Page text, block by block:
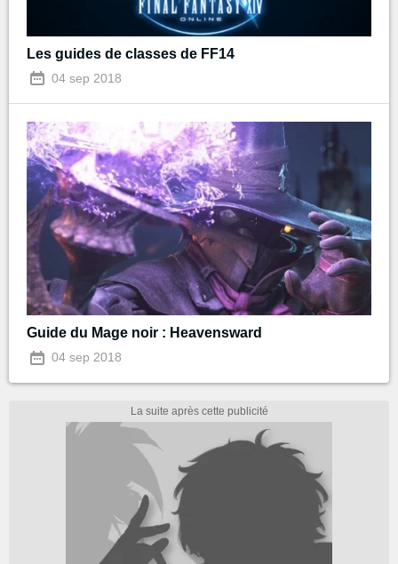
Les guides de classes de FF14
04 sep 2018
Guide du Mage noir : Heavensward
04 sep 2018